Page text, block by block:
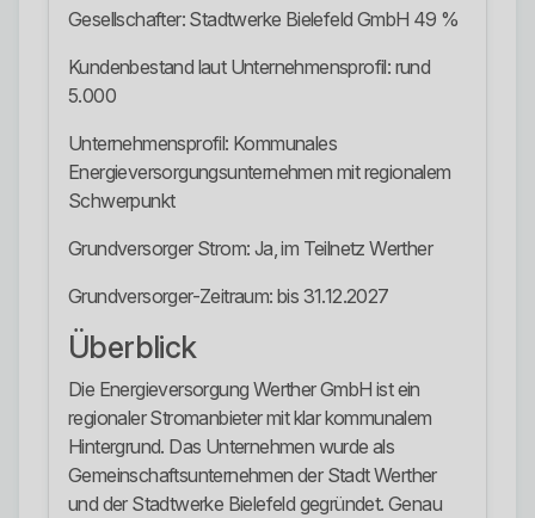
Gesellschafter: Stadtwerke Bielefeld GmbH 49 %
Kundenbestand laut Unternehmensprofil: rund
5.000
Unternehmensprofil: Kommunales
Energieversorgungsunternehmen mit regionalem
Schwerpunkt
Grundversorger Strom: Ja, im Teilnetz Werther
Grundversorger-Zeitraum: bis 31.12.2027
Überblick
Die Energieversorgung Werther GmbH ist ein
regionaler Stromanbieter mit klar kommunalem
Hintergrund. Das Unternehmen wurde als
Gemeinschaftsunternehmen der Stadt Werther
und der Stadtwerke Bielefeld gegründet. Genau